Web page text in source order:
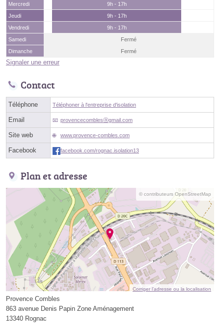
Mercredi
9h - 17h
Jeudi
9h - 17h
Vendredi
9h - 17h
Samedi
Fermé
Dimanche
Fermé
Signaler une erreur
Contact
Téléphone Téléphoner à l'entreprise d'isolation
Email provencecomblesⓐgmail.com
Site web www.provence-combles.com
Facebook facebook.com/rognac.isolation13
Plan et adresse
© contributeurs OpenStreetMap
Corriger l’adresse ou la localisation
Provence Combles
863 avenue Denis Papin Zone Aménagement
13340 Rognac